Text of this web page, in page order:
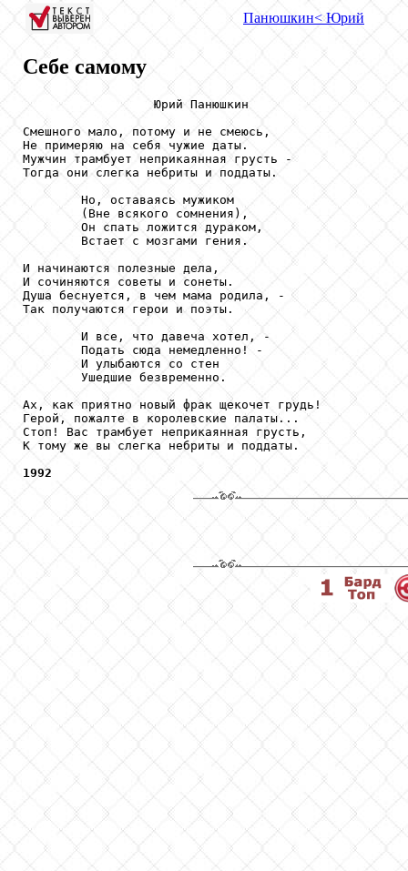
Панюшкин< Юрий
Себе самому
                  Юрий Панюшкин
Смешного мало, потому и не смеюсь,
Не примеряю на себя чужие даты.
Мужчин трамбует неприкаянная грусть -
Тогда они слегка небриты и поддаты.
        Но, оставаясь мужиком
        (Вне всякого сомнения),
        Он спать ложится дураком,
        Встает с мозгами гения.
И начинаются полезные дела,
И сочиняются советы и сонеты.
Душа беснуется, в чем мама родила, -
Так получаются герои и поэты.
        И все, что давеча хотел, -
        Подать сюда немедленно! -
        И улыбаются со стен
        Ушедшие безвременно.
Ах, как приятно новый фрак щекочет грудь!
Герой, пожалте в королевские палаты...
Стоп! Вас трамбует неприкаянная грусть,
К тому же вы слегка небриты и поддаты.
1992